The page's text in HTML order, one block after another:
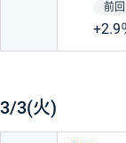
+2.9
3/3(火)